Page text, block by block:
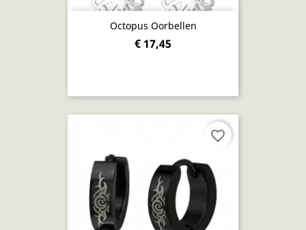
Octopus Oorbellen
€ 17,45
favorite_border